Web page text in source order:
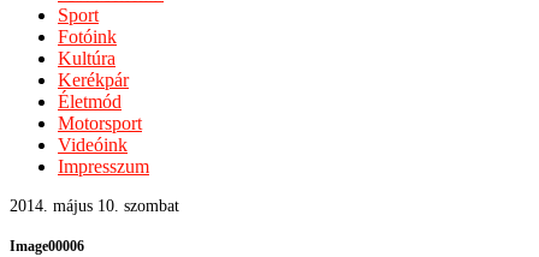
Sport
Fotóink
Kultúra
Kerékpár
Életmód
Motorsport
Videóink
Impresszum
2014. május 10. szombat
Image00006